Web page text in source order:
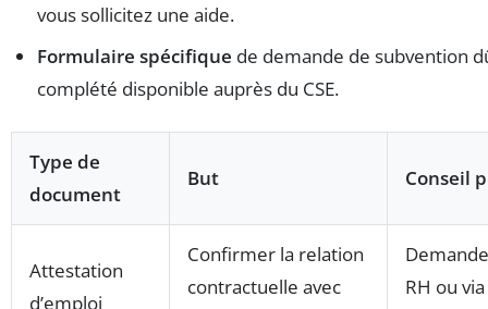
vous sollicitez une aide.
Formulaire spécifique de demande de subvention
complété disponible auprès du CSE.
Type de
document
But Conseil
Attestation
d’emploi
Confirmer la relation
contractuelle avec
RH ou